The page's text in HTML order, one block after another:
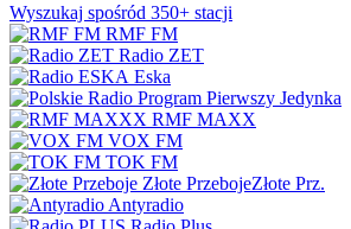
Wyszukaj spośród 350+ stacji
RMF FM
Radio ZET
Eska
Jedynka
RMF MAXX
VOX FM
TOK FM
Złote PrzebojeZłote Prz.
Antyradio